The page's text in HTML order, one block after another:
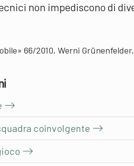
non impediscono di
66/2010, Werni
coinvolgente